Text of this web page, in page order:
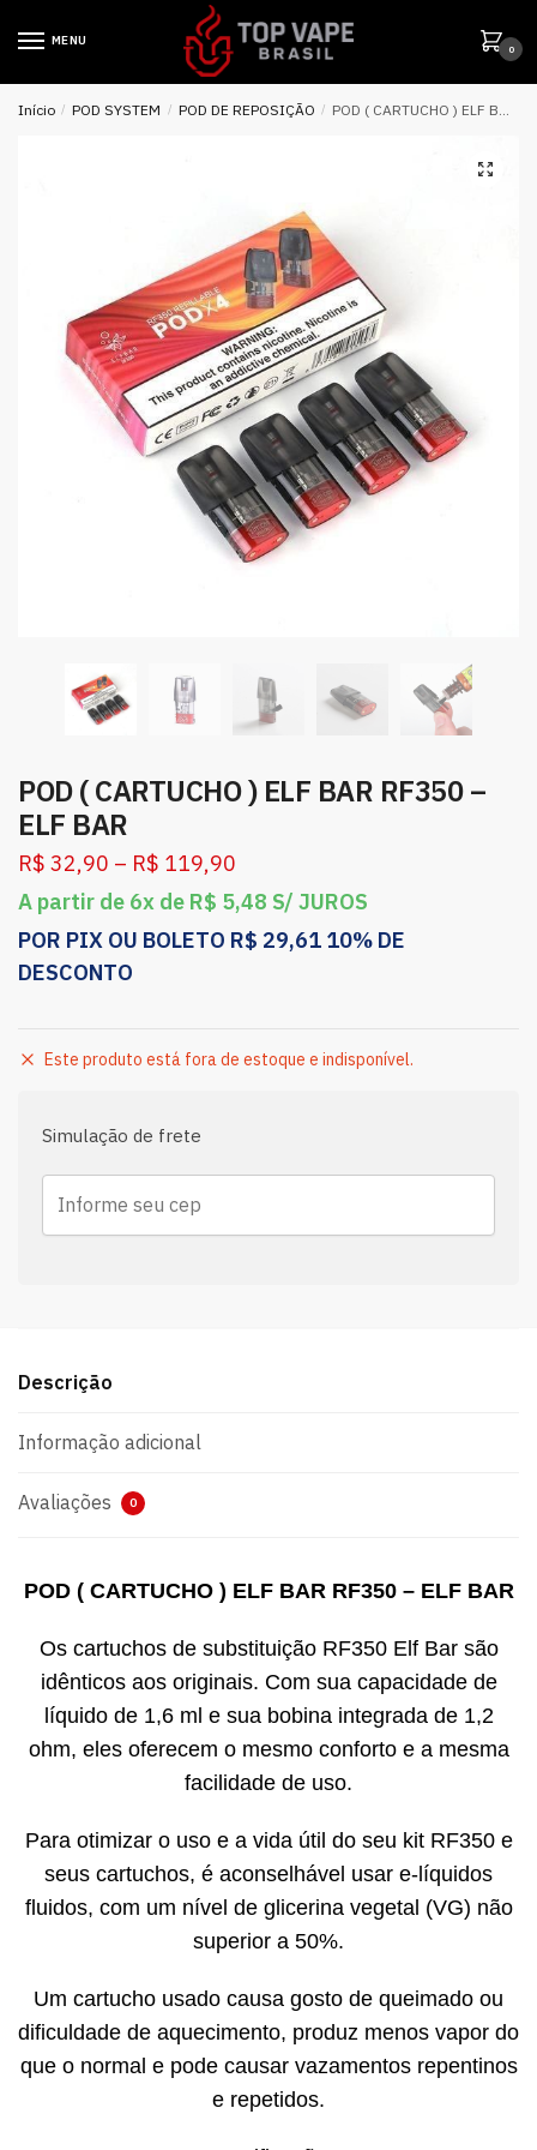
MENU
0
Início / POD SYSTEM / POD DE REPOSIÇÃO / POD ( CARTUCHO ) ELF BAR RF350 – ELF BAR
POD ( CARTUCHO ) ELF BAR RF350 –
ELF BAR
R$ 32,90 – R$ 119,90
A partir de 6x de R$ 5,48 S/ JUROS
POR PIX OU BOLETO R$ 29,61 10% DE
DESCONTO
Este produto está fora de estoque e indisponível.
Simulação de frete
Descrição
Informação adicional
Avaliações 0
POD ( CARTUCHO ) ELF BAR RF350 – ELF BAR
Os cartuchos de substituição RF350 Elf Bar são
idênticos aos originais. Com sua capacidade de
líquido de 1,6 ml e sua bobina integrada de 1,2
ohm, eles oferecem o mesmo conforto e a mesma
facilidade de uso.
Para otimizar o uso e a vida útil do seu kit RF350 e
seus cartuchos, é aconselhável usar e-líquidos
fluidos, com um nível de glicerina vegetal (VG) não
superior a 50%.
Um cartucho usado causa gosto de queimado ou
dificuldade de aquecimento, produz menos vapor do
que o normal e pode causar vazamentos repentinos
e repetidos.